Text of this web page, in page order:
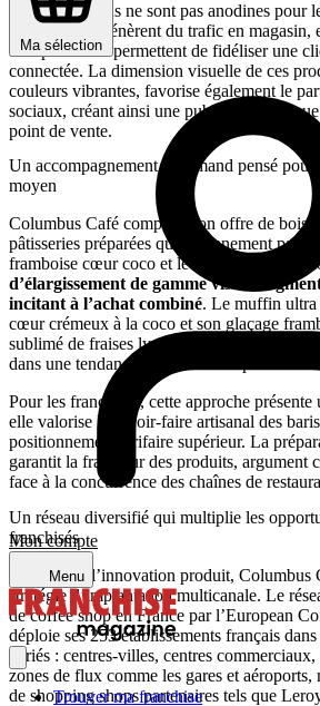
Ma sélection
Mon compte
Menu
Trouver ma franchise
Ces innovations ne sont pas anodines pour
réseau. Elles génèrent du trafic en magasin,
d’impulsion et permettent de fidéliser une
connectée. La dimension visuelle de ces
couleurs vibrantes, favorise également le
sociaux, créant ainsi une publicité
point de vente.
Un accompagnement gourmand pensé
moyen
Columbus Café complète son offre de
pâtisseries préparées quotidiennement par
framboise cœur coco et le Donut façon
d’élargissement de gamme vise à
incitant à l’achat combiné. Le muffin ultra
cœur crémeux à la coco et son glaçage
sublimé de fraises lyophilisées et d’éclats
dans une tendance gourmande et premium.
Pour les franchisés, cette approche présente
elle valorise le savoir-faire artisanal des
positionnement tarifaire supérieur. La
garantit la fraîcheur des produits, argument
face à la concurrence des chaînes de
Un réseau diversifié qui multiplie les
franchisés
Au-delà de l’innovation produit, Columbus
stratégie d’implantation multicanale. Le
de coffee shop en France par l’European
déploie ses 253 établissements français
variés : centres-villes, centres commerciaux,
zones de flux comme les gares et aéroports,
de shopping shops partenaires tels que